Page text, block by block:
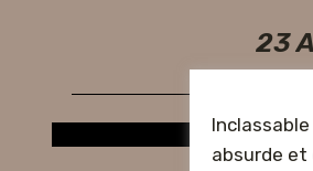
23
absurde et